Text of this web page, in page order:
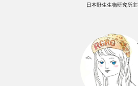
日本野生生物研究所